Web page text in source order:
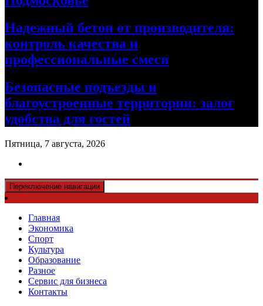
Надежный бетон от производителя:
контроль качества и
профессиональные смеси
Безопасные подъезды и
благоустроенные территории: залог
удобства для гостей
Пятница, 7 августа, 2026
Переключение навигации
Главная
Экономика
Спорт
Культура
Образование
Разное
Сервис для бизнеса
Контакты